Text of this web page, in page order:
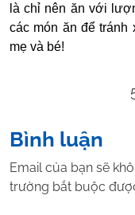
là chỉ nên ăn với
các món ăn để
mẹ và bé!
Bình luận
Email của bạn sẽ
trường bắt buộc